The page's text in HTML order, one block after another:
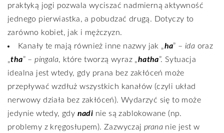
praktyką jogi pozwala wyciszać nadmierną aktywność
jednego pierwiastka, a pobudzać drugą. Dotyczy to
zarówno kobiet, jak i mężczyzn.
Kanały te mają również inne nazwy jak „ha” – ida oraz
„tha” –pingala, które tworzą wyraz „hatha”. Sytuacja
idealna jest wtedy, gdy prana bez zakłóceń może
przepływać wzdłuż wszystkich kanałów (czyli układ
nerwowy działa bez zakłóceń). Wydarzyć się to może
jedynie wtedy, gdy nadi nie są zablokowane (np.
problemy z kręgosłupem). Zazwyczaj prana nie jest w